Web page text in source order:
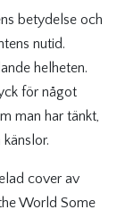
betydelse och
nutid.
helheten.
för något
man har tänkt,
cover av
World Some